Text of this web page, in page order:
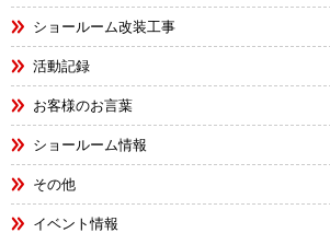
ショールーム改装工事
活動記録
お客様のお言葉
ショールーム情報
その他
イベント情報